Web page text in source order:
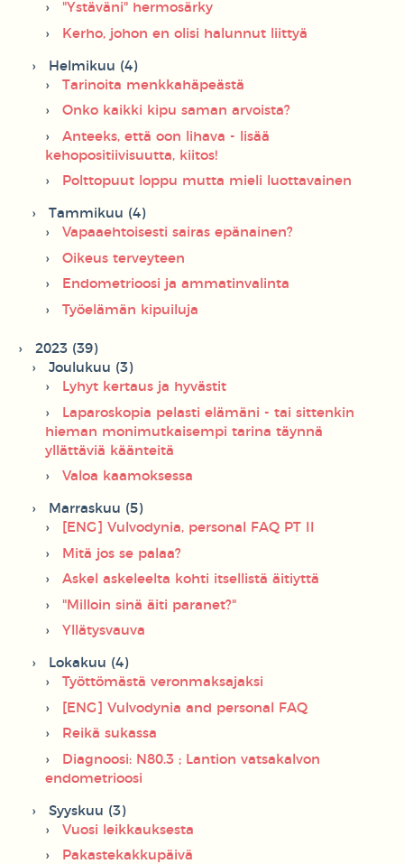
"Ystäväni" hermosärky
Kerho, johon en olisi halunnut liittyä
Helmikuu (4)
Tarinoita menkkahäpeästä
Onko kaikki kipu saman arvoista?
Anteeks, että oon lihava - lisää
kehopositiivisuutta, kiitos!
Polttopuut loppu mutta mieli luottavainen
Tammikuu (4)
Vapaaehtoisesti sairas epänainen?
Oikeus terveyteen
Endometrioosi ja ammatinvalinta
Työelämän kipuiluja
2023 (39)
Joulukuu (3)
Lyhyt kertaus ja hyvästit
Laparoskopia pelasti elämäni - tai sittenkin
hieman monimutkaisempi tarina täynnä
yllättäviä käänteitä
Valoa kaamoksessa
Marraskuu (5)
[ENG] Vulvodynia, personal FAQ PT II
Mitä jos se palaa?
Askel askeleelta kohti itsellistä äitiyttä
"Milloin sinä äiti paranet?"
Yllätysvauva
Lokakuu (4)
Työttömästä veronmaksajaksi
[ENG] Vulvodynia and personal FAQ
Reikä sukassa
Diagnoosi: N80.3 ; Lantion vatsakalvon
endometrioosi
Syyskuu (3)
Vuosi leikkauksesta
Pakastekakkupäivä